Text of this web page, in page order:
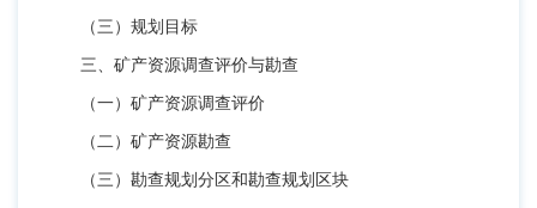
（三）规划目标
三、矿产资源调查评价与勘查
（一）矿产资源调查评价
（二）矿产资源勘查
（三）勘查规划分区和勘查规划区块